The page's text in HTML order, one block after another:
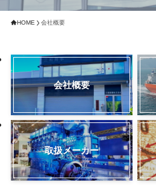
HOME 会社概要
会社概要
取扱メーカー